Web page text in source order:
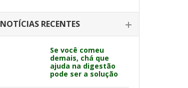
NOTÍCIAS RECENTES
Se você comeu
demais, chá que
ajuda na digestão
pode ser a solução